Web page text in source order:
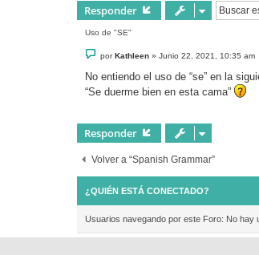
Responder
Uso de "SE"
e
s
a
porKathleen » Junio 22, 2021, 10:35 am
No entiendo el uso de “se” en la
“Se duerme bien en esta cama”
Responder
Volver a “Spanish Grammar”
¿QUIÉN ESTÁ CONECTADO?
Usuarios navegando por este Foro: No hay